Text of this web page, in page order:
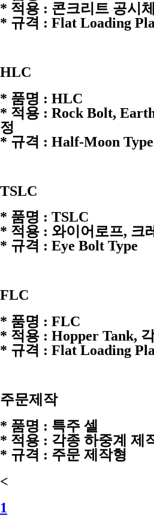
* 적용 : 콘크리트 공시
* 규격 : Flat Loading
HLC
* 품명 : HLC
* 적용 : Rock Bolt,
정
* 규격 : Half-Moon Type
TSLC
* 품명 : TSLC
* 적용 : 와이어로프, 크
* 규격 : Eye Bolt Type
FLC
* 품명 : FLC
* 적용 : Hopper Tank,
* 규격 : Flat Loading
주문제작
* 품명 : 특주 셀
* 적용 : 각종 하중계 제
* 규격 : 주문 제작형
<
1